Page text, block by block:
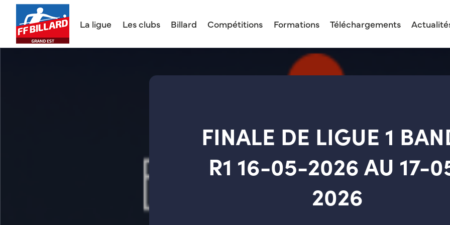
La ligue Les clubs Billard Compétitions Formations Téléchargements
FINALE DE LIGUE 1
R1 16-05-2026 AU 17-
2026